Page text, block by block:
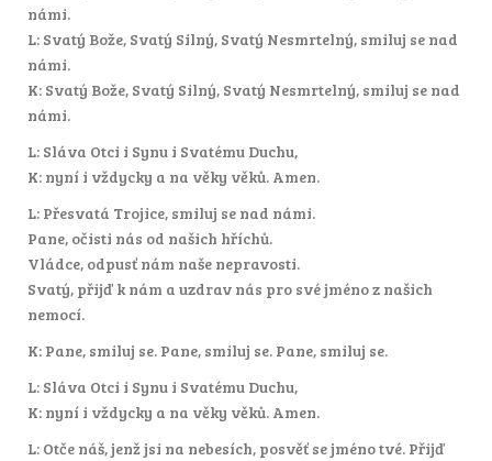
námi.
L: Svatý Bože, Svatý Silný, Svatý Nesmrtelný, smiluj se nad
námi.
K: Svatý Bože, Svatý Silný, Svatý Nesmrtelný, smiluj se nad
námi.
L: Sláva Otci i Synu i Svatému Duchu,
K: nyní i vždycky a na věky věků. Amen.
L: Přesvatá Trojice, smiluj se nad námi.
Pane, očisti nás od našich hříchů.
Vládce, odpusť nám naše nepravosti.
Svatý, přijď k nám a uzdrav nás pro své jméno z našich
nemocí.
K: Pane, smiluj se. Pane, smiluj se. Pane, smiluj se.
L: Sláva Otci i Synu i Svatému Duchu,
K: nyní i vždycky a na věky věků. Amen.
L: Otče náš, jenž jsi na nebesích, posvěť se jméno tvé. Přijď